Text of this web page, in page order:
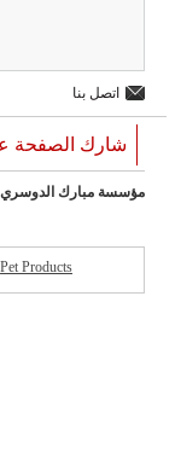
اتصل بنا
شارك الصفحة
مؤسسة مبارك الدوسري
Pet Products